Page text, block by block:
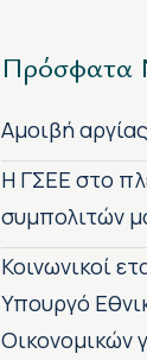
Πρόσφατα
Αμοιβή
H ΓΣΕΕ στο
συμπολιτών
Κοινωνικοί
Υπουργό
Οικονομικών